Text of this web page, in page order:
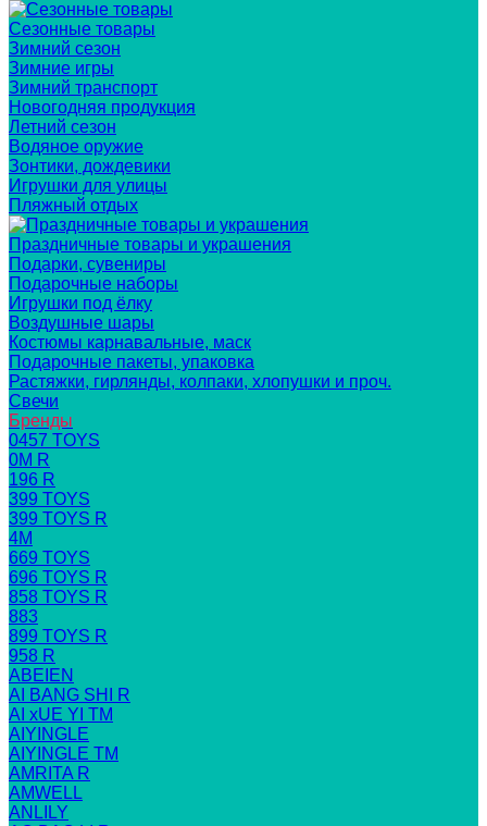
Сезонные товары
Зимний сезон
Зимние игры
Зимний транспорт
Новогодняя продукция
Летний сезон
Водяное оружие
Зонтики, дождевики
Игрушки для улицы
Пляжный отдых
Праздничные товары и украшения
Подарки, сувениры
Подарочные наборы
Игрушки под ёлку
Воздушные шары
Костюмы карнавальные, маск
Подарочные пакеты, упаковка
Растяжки, гирлянды, колпаки, хлопушки и проч.
Свечи
Бренды
0457 TOYS
0M R
196 R
399 TOYS
399 TOYS R
4M
669 TOYS
696 TOYS R
858 TOYS R
883
899 TOYS R
958 R
ABEIEN
AI BANG SHI R
AI xUE YI TM
AIYINGLE
AIYINGLE TM
AMRITA R
AMWELL
ANLILY